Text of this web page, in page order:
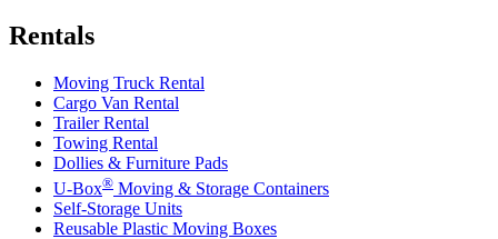
Rentals
Moving Truck Rental
Cargo Van Rental
Trailer Rental
Towing Rental
Dollies & Furniture Pads
U-Box® Moving & Storage Containers
Self-Storage Units
Reusable Plastic Moving Boxes